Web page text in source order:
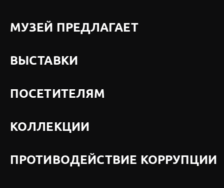
МУЗЕЙ ПРЕДЛАГАЕТ
ВЫСТАВКИ
ПОСЕТИТЕЛЯМ
КОЛЛЕКЦИИ
ПРОТИВОДЕЙСТВИЕ КОРРУПЦИИ